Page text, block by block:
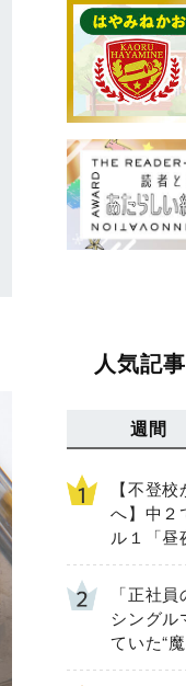
人気記
週間
【不登
へ】中２
ル１「昼
わが子を
出した母
「正社
シングル
ていた“
編】